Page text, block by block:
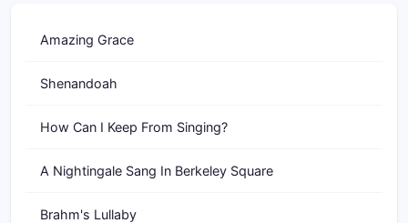
Amazing Grace
Shenandoah
How Can I Keep From Singing?
A Nightingale Sang In Berkeley Square
Brahm's Lullaby